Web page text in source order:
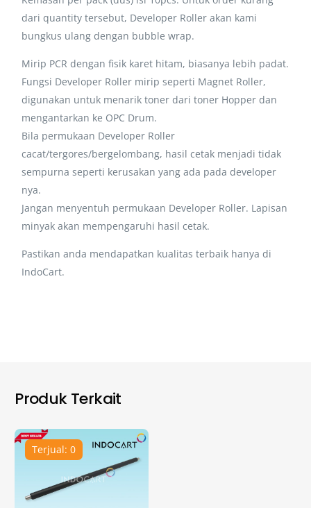
dari quantity tersebut, Developer Roller akan kami
bungkus ulang dengan bubble wrap.
Mirip PCR dengan fisik karet hitam, biasanya lebih padat.
Fungsi Developer Roller mirip seperti Magnet Roller,
digunakan untuk menarik toner dari toner Hopper dan
mengantarkan ke OPC Drum.
Bila permukaan Developer Roller
cacat/tergores/bergelombang, hasil cetak menjadi tidak
sempurna seperti kerusakan yang ada pada developer
nya.
Jangan menyentuh permukaan Developer Roller. Lapisan
minyak akan mempengaruhi hasil cetak.
Pastikan anda mendapatkan kualitas terbaik hanya di
IndoCart.
Produk Terkait
Terjual: 0